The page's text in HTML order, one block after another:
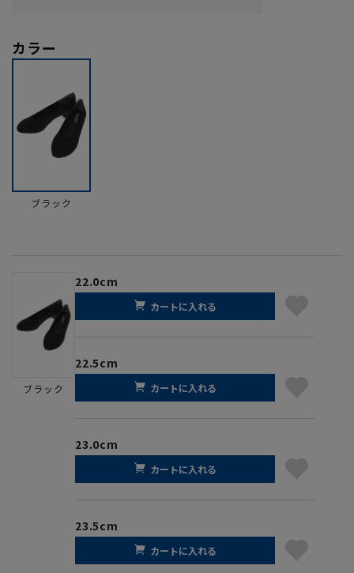
カラー
ブラック
ブラック
22.0cm
カートに入れる
22.5cm
カートに入れる
23.0cm
カートに入れる
23.5cm
カートに入れる